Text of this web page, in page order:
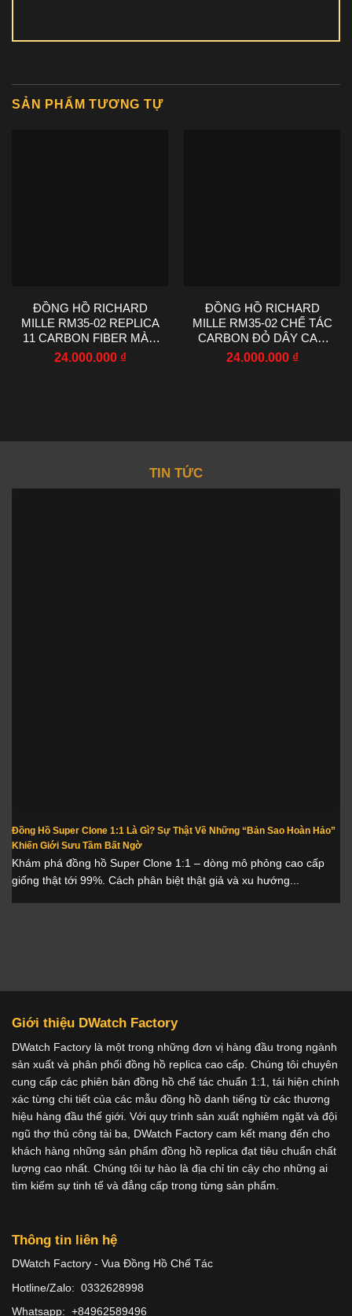
SẢN PHẨM TƯƠNG TỰ
ĐỒNG HỒ RICHARD
MILLE RM35-02 REPLICA
11 CARBON FIBER MÀU
ĐỎ NHÀ MÁY RM
24.000.000 ₫
ĐỒNG HỒ RICHARD
MILLE RM35-02 CHẾ TÁC
CARBON ĐỎ DÂY CAO
SU NHÀ MÁY RM
24.000.000 ₫
TIN TỨC
Đồng Hồ Super Clone 1:1 Là Gì? Sự Thật Về Những “Bản Sao Hoàn Hảo”
Khiến Giới Sưu Tầm Bất Ngờ
Khám phá đồng hồ Super Clone 1:1 – dòng mô phỏng cao cấp
giống thật tới 99%. Cách phân biệt thật giả và xu hướng...
Giới thiệu DWatch Factory
DWatch Factory là một trong những đơn vị hàng đầu trong ngành
sản xuất và phân phối đồng hồ replica cao cấp. Chúng tôi chuyên
cung cấp các phiên bản đồng hồ chế tác chuẩn 1:1, tái hiện chính
xác từng chi tiết của các mẫu đồng hồ danh tiếng từ các thương
hiệu hàng đầu thế giới. Với quy trình sản xuất nghiêm ngặt và đội
ngũ thợ thủ công tài ba, DWatch Factory cam kết mang đến cho
khách hàng những sản phẩm đồng hồ replica đạt tiêu chuẩn chất
lượng cao nhất. Chúng tôi tự hào là địa chỉ tin cậy cho những ai
tìm kiếm sự tinh tế và đẳng cấp trong từng sản phẩm.
Thông tin liên hệ
DWatch Factory - Vua Đồng Hồ Chế Tác
Hotline/Zalo: 0332628998
Whatsapp: +84962589496